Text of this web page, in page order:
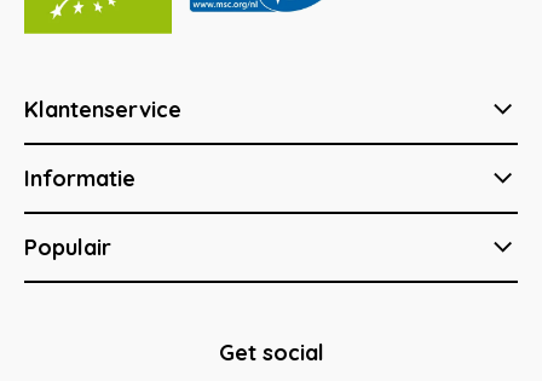
Klantenservice
Informatie
Populair
Get social